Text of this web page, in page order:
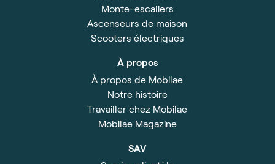
Monte-escaliers
Ascenseurs de maison
Scooters électriques
À propos
À propos de Mobilae
Notre histoire
Travailler chez Mobilae
Mobilae Magazine
SAV